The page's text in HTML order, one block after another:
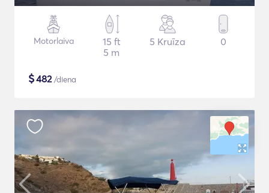
Motorlaiva
15 ft
5 m
5 Kruīza 0
$482/diena